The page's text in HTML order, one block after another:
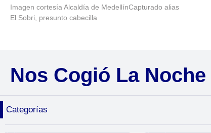
Imagen cortesía Alcaldía de MedellínCapturado alias
El Sobri, presunto cabecilla
Nos Cogió La Noche
Categorías